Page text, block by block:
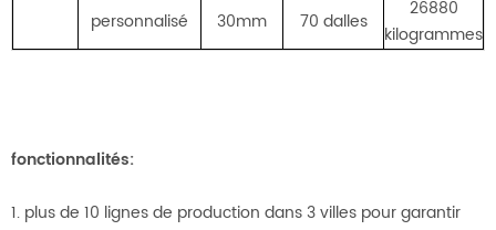
personnalisé
30mm 70 dalles
26880
kilogrammes
fonctionnalités:
1. plus de 10 lignes de production dans 3 villes pour garantir